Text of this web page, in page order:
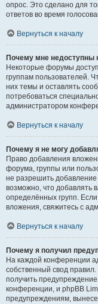
опрос. Это сделано для
ответов во время
Вернуться к началу
Почему мне
Некоторые форумы
группам пользователей.
них темы и оставлять
потребоваться
администратором
Вернуться к началу
Почему я не могу
Право добавления
форума, группы или
не разрешить
возможно, что добавлять
определённых групп.
вложения, свяжитесь с
Вернуться к началу
Почему я получил
На каждой конференции
собственный свод
получить
конференции, и phpBB
предупреждениям,